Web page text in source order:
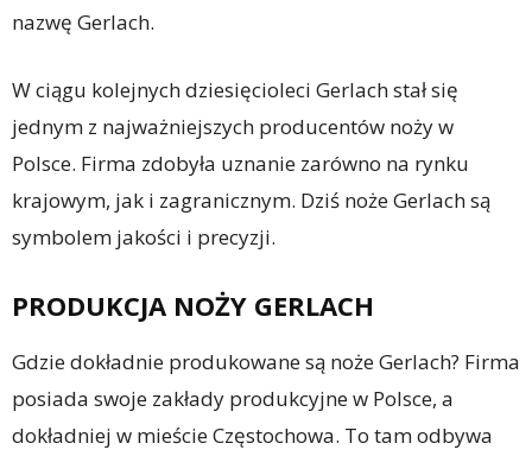
nazwę Gerlach.
W ciągu kolejnych dziesięcioleci Gerlach stał się
jednym z najważniejszych producentów noży w
Polsce. Firma zdobyła uznanie zarówno na rynku
krajowym, jak i zagranicznym. Dziś noże Gerlach są
symbolem jakości i precyzji.
PRODUKCJA NOŻY GERLACH
Gdzie dokładnie produkowane są noże Gerlach? Firma
posiada swoje zakłady produkcyjne w Polsce, a
dokładniej w mieście Częstochowa. To tam odbywa